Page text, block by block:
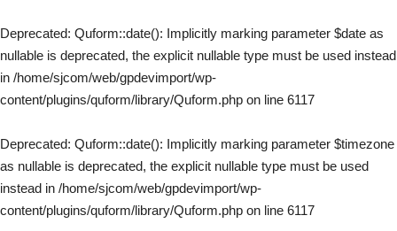
Deprecated: Quform::date(): Implicitly marking parameter $date as
nullable is deprecated, the explicit nullable type must be used instead
in /home/sjcom/web/gpdevimport/wp-
content/plugins/quform/library/Quform.php on line 6117
Deprecated: Quform::date(): Implicitly marking parameter $timezone
as nullable is deprecated, the explicit nullable type must be used
instead in /home/sjcom/web/gpdevimport/wp-
content/plugins/quform/library/Quform.php on line 6117
Découvrir Rolex
Montres Rolex